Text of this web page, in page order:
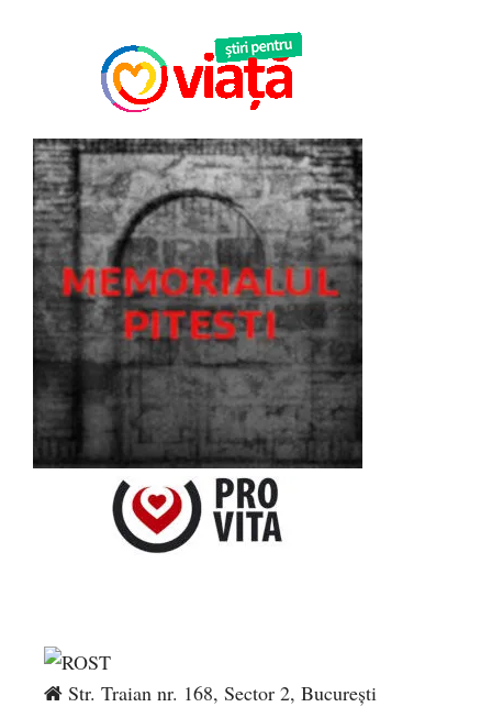
Str. Traian nr. 168, Sector 2, București